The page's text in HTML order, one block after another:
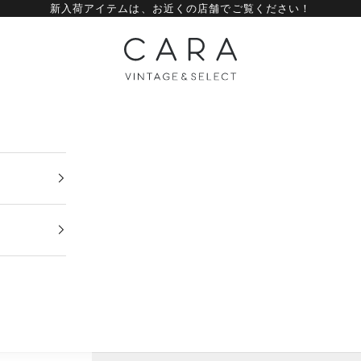
新入荷アイテムは、 お近くの店舗でご覧ください！
CARA vintage&select